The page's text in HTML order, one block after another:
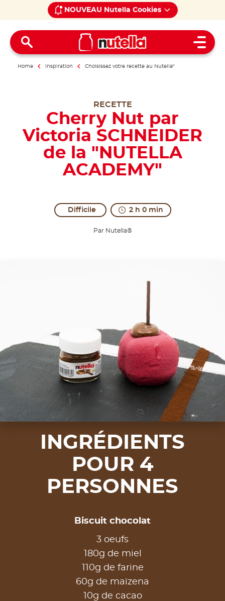
NOUVEAU Nutella Cookies
Open
Home Inspiration Choisissez votre recette au Nutella®
RECETTE
Cherry Nut par
Victoria SCHNEIDER
de la "NUTELLA
ACADEMY"
Difficile 2 h 0 min
Par Nutella®
INGRÉDIENTS
POUR 4
PERSONNES
Biscuit chocolat
3 oeufs
180g de miel
110g de farine
60g de maïzena
10g de cacao